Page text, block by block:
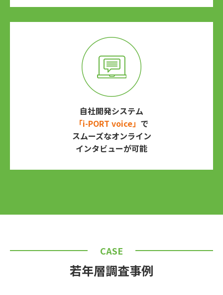
自社開発システム
「i-PORT voice」 で
スムーズなオンライン
インタビューが可能
CASE
若年層調査事例